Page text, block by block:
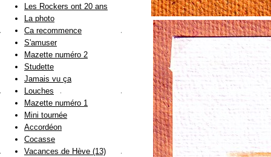
Les Rockers ont 20 ans
La photo
Ca recommence
S'amuser
Mazette numéro 2
Studette
Jamais vu ça
Louches
Mazette numéro 1
Mini tournée
Accordéon
Cocasse
Vacances de Hève (13)